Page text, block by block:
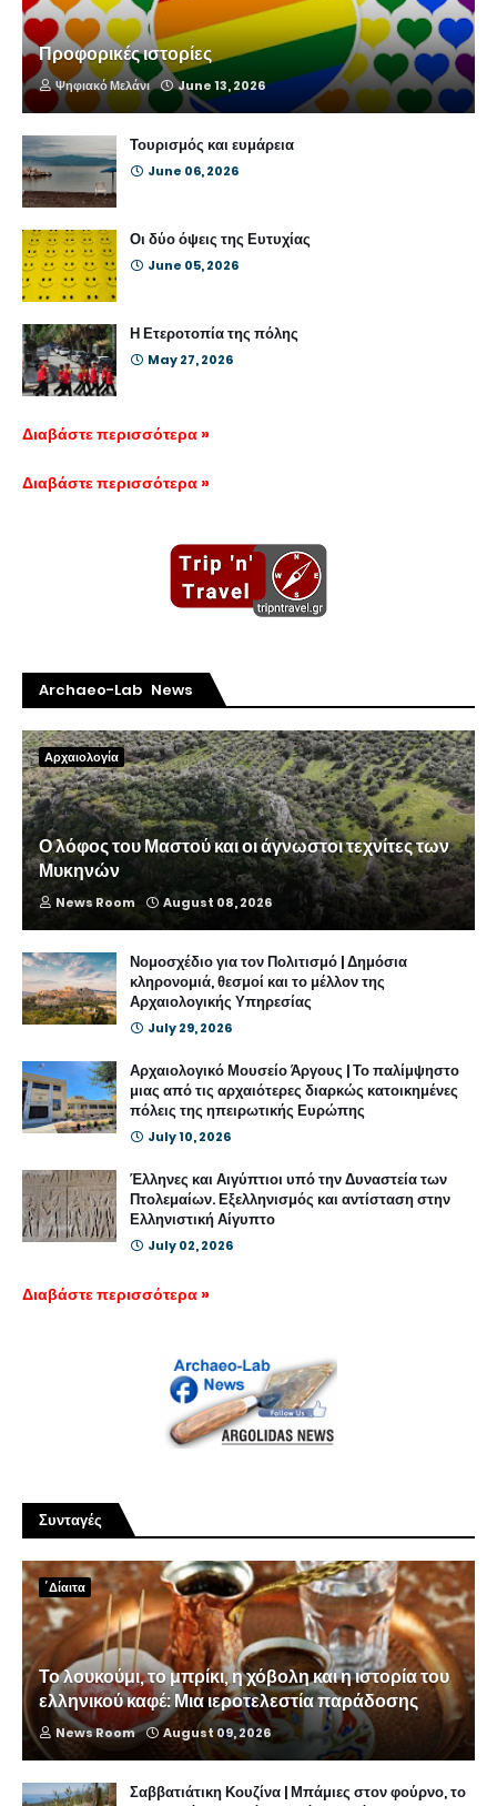
Προφορικές ιστορίες
Ψηφιακό Μελάνι June 13, 2026
Τουρισμός και ευμάρεια
June 06, 2026
Οι δύο όψεις της Ευτυχίας
June 05, 2026
Η Ετεροτοπία της πόλης
May 27, 2026
Διαβάστε περισσότερα »
Διαβάστε περισσότερα »
Archaeo-Lab News
Αρχαιολογία
Ο λόφος του Μαστού και οι άγνωστοι τεχνίτες των
Μυκηνών
News Room August 08, 2026
Νομοσχέδιο για τον Πολιτισμό | Δημόσια
κληρονομιά, θεσμοί και το μέλλον της
Αρχαιολογικής Υπηρεσίας
July 29, 2026
Αρχαιολογικό Μουσείο Άργους | Το παλίμψηστο
μιας από τις αρχαιότερες διαρκώς κατοικημένες
πόλεις της ηπειρωτικής Ευρώπης
July 10, 2026
Έλληνες και Αιγύπτιοι υπό την Δυναστεία των
Πτολεμαίων. Εξελληνισμός και αντίσταση στην
Ελληνιστική Αίγυπτο
July 02, 2026
Διαβάστε περισσότερα »
Συνταγές
΄Δίαιτα
Το λουκούμι, το μπρίκι, η χόβολη και η ιστορία του
ελληνικού καφέ: Μια ιεροτελεστία παράδοσης
News Room August 09, 2026
Σαββατιάτικη Κουζίνα | Μπάμιες στον φούρνο, το